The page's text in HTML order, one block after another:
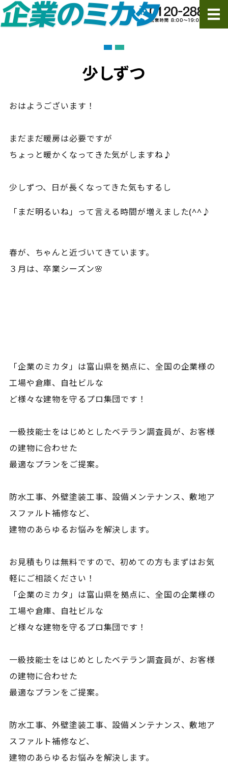
ご依頼・お問い合わせ
少しずつ
おはようございます！
まだまだ暖房は必要ですが
ちょっと暖かくなってきた気がしますね♪
少しずつ、日が長くなってきた気もするし
「まだ明るいね」って言える時間が増えました(^^♪
春が、ちゃんと近づいてきています。
３月は、卒業シーズン🌸
「企業のミカタ」は富山県を拠点に、全国の企業様の
工場や倉庫、自社ビルな
ど様々な建物を守るプロ集団です！
一級技能士をはじめとしたベテラン調査員が、お客様
の建物に合わせた
最適なプランをご提案。
防水工事、外壁塗装工事、設備メンテナンス、敷地ア
スファルト補修など、
建物のあらゆるお悩みを解決します。
お見積もりは無料ですので、初めての方もまずはお気
軽にご相談ください！
「企業のミカタ」は富山県を拠点に、全国の企業様の
工場や倉庫、自社ビルな
ど様々な建物を守るプロ集団です！
一級技能士をはじめとしたベテラン調査員が、お客様
の建物に合わせた
最適なプランをご提案。
防水工事、外壁塗装工事、設備メンテナンス、敷地ア
スファルト補修など、
建物のあらゆるお悩みを解決します。